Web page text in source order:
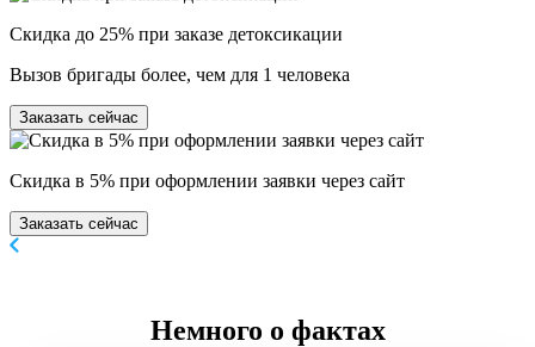
Скидка до 25% при заказе детоксикации
Вызов бригады более, чем для 1 человека
Заказать сейчас
Скидка в 5% при оформлении заявки через сайт
Заказать сейчас
Немного о фактах